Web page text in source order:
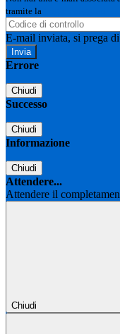
tramite la
E-mail inviata, si prega
Errore
Chiudi
Successo
Chiudi
Informazione
Chiudi
Attendere...
Attendere il
Chiudi